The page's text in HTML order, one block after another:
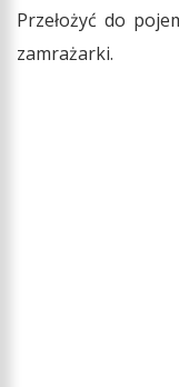
Przełożyć do
zamrażarki.